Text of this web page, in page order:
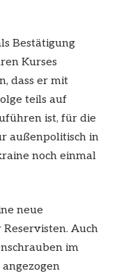
Bestätigung
Kurses
dass er mit
teils auf
ist, für die
außenpolitisch in
noch einmal
neue
Auch
im